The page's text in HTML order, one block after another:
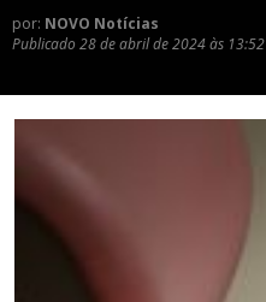
por: NOVO Notícias
Publicado 28 de abril de 2024 às 13:52